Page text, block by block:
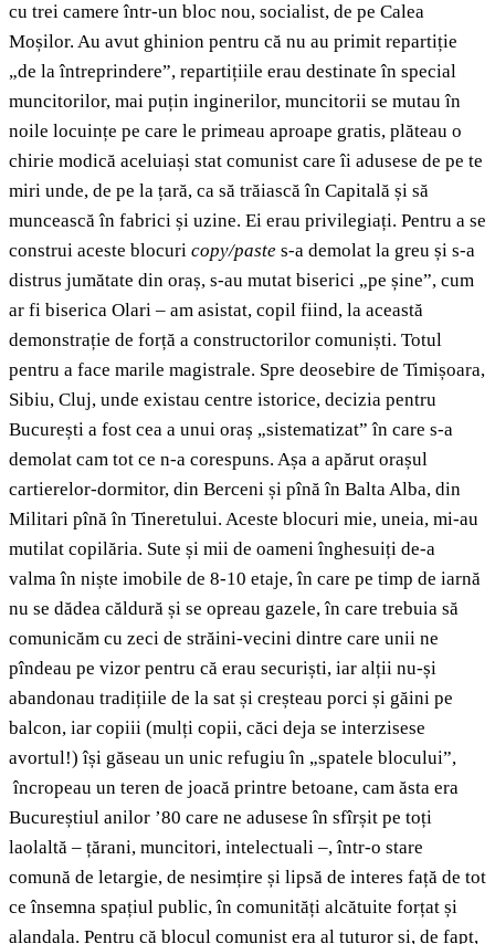
cu trei camere într-un bloc nou, socialist, de pe Calea
Moșilor. Au avut ghinion pentru că nu au primit repartiție
„de la întreprindere”, repartițiile erau destinate în special
muncitorilor, mai puțin inginerilor, muncitorii se mutau în
noile locuințe pe care le primeau aproape gratis, plăteau o
chirie modică aceluiași stat comunist care îi adusese de pe te
miri unde, de pe la țară, ca să trăiască în Capitală și să
muncească în fabrici și uzine. Ei erau privilegiați. Pentru a se
construi aceste blocuri copy/paste s-a demolat la greu și s-a
distrus jumătate din oraș, s-au mutat biserici „pe șine”, cum
ar fi biserica Olari – am asistat, copil fiind, la această
demonstrație de forță a constructorilor comuniști. Totul
pentru a face marile magistrale. Spre deosebire de Timișoara,
Sibiu, Cluj, unde existau centre istorice, decizia pentru
București a fost cea a unui oraș „sistematizat” în care s-a
demolat cam tot ce n-a corespuns. Așa a apărut orașul
cartierelor-dormitor, din Berceni și pînă în Balta Alba, din
Militari pînă în Tineretului. Aceste blocuri mie, uneia, mi-au
mutilat copilăria. Sute și mii de oameni înghesuiți de-a
valma în niște imobile de 8-10 etaje, în care pe timp de iarnă
nu se dădea căldură și se opreau gazele, în care trebuia să
comunicăm cu zeci de străini-vecini dintre care unii ne
pîndeau pe vizor pentru că erau securiști, iar alții nu-și
abandonau tradițiile de la sat și creșteau porci și găini pe
balcon, iar copiii (mulți copii, căci deja se interzisese
avortul!) își găseau un unic refugiu în „spatele blocului”,
încropeau un teren de joacă printre betoane, cam ăsta era
Bucureștiul anilor ’80 care ne adusese în sfîrșit pe toți
laolaltă – țărani, muncitori, intelectuali –, într-o stare
comună de letargie, de nesimțire și lipsă de interes față de tot
ce însemna spațiul public, în comunități alcătuite forțat și
alandala. Pentru că blocul comunist era al tuturor și, de fapt,